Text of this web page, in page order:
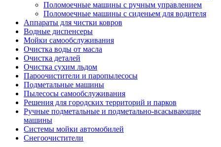
Поломоечные машины с ручным управлением
Поломоечные машины с сиденьем для водителя
Аппараты для чистки ковров
Водные диспенсеры
Мойки самообслуживания
Очистка воды от масла
Очистка деталей
Очистка сухим льдом
Пароочистители и паропылесосы
Подметальные машины
Пылесосы самообслуживания
Решения для городских территорий и парков
Ручные подметальные и подметально-всасывающие
машины
Системы мойки автомобилей
Снегоочистители